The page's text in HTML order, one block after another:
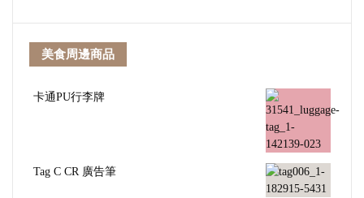
美食周邊商品
卡通PU行李牌
Tag C CR 廣告筆